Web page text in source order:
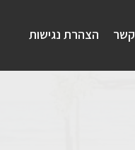
הצהרת נגישות